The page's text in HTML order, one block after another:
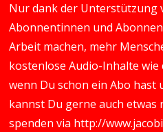
Nur dank der Unterstützung
Abonnentinnen und
Arbeit machen, mehr
kostenlose Audio-Inhalte
wenn Du schon ein Abo hast
kannst Du gerne auch etwas
spenden via http://